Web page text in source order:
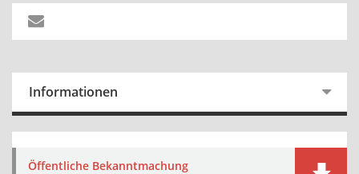
Informationen
Öffentliche Bekanntmachung